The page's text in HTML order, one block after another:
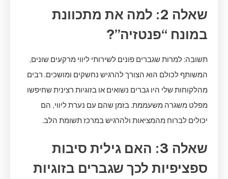
שאלה 2: למה את מתכוונת
במונח “פנטזיה”?
תשובה: למרות שגברים פונים לשירותי ליווי מרקעים שונים,
המשותף לכולם הוא הצורך להרגיש נחשקים ומושכים. רבים
מהלקוחות שלי היו גברים נשואים או בזוגיות רצינית שחיפשו
מפלט משגרה משעממת. בזמן שהם עם נערת ליווי, הם
יכולים לברוח מהמציאות ולהרגיש במרכז תשומת הלב.
שאלה 3: האם גילית סיבות
ספציפיות לכך שגברים בזוגיות